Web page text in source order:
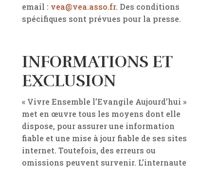
email : vea@vea.asso.fr. Des conditions
spécifiques sont prévues pour la presse.
INFORMATIONS ET
EXCLUSION
« Vivre Ensemble l’Evangile Aujourd’hui »
met en œuvre tous les moyens dont elle
dispose, pour assurer une information
fiable et une mise à jour fiable de ses sites
internet. Toutefois, des erreurs ou
omissions peuvent survenir. L’internaute